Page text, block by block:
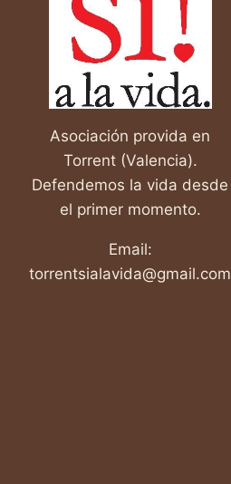
CAMBIA
EL
MUNDO
Asociación provida en
Torrent (Valencia).
Defendemos la vida desde
el primer momento.
Email:
torrentsialavida@gmail.com